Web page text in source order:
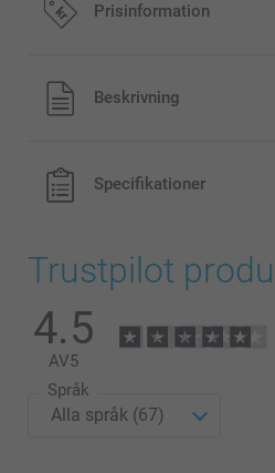
Prisinformation
Alla priser är i svenska kronor
exklusive porto.
Beskrivning
Specifikationer
Trustpilot
4.5
AV5
Språk